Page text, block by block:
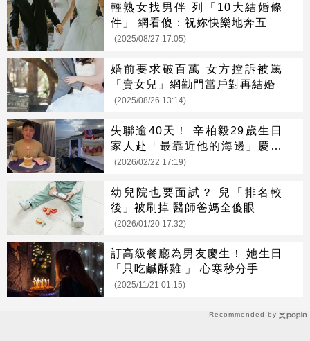
Recommended by
輕熟女找男伴 列「10大結婚條
件」 網看傻：祝妳快樂地奔五
(2025/08/27 17:05)
婚前要求破百萬 女方控訴被罵
「賣女兒」網勸門當戶對再結婚
(2025/08/26 13:14)
失聯逾40天！ 辛柏毅29歲生日
家人赴「最靠近他的海邊」慶生
妻哭斷腸
(2026/02/22 17:19)
幼兒院也要面試？ 兒「排名較
後」被刷掉 醫師爸媽全傻眼
(2026/01/20 17:32)
訂高級餐廳為男友慶生！ 她生日
「只吃鹹酥雞 」 心寒秒分手
(2025/11/21 01:15)